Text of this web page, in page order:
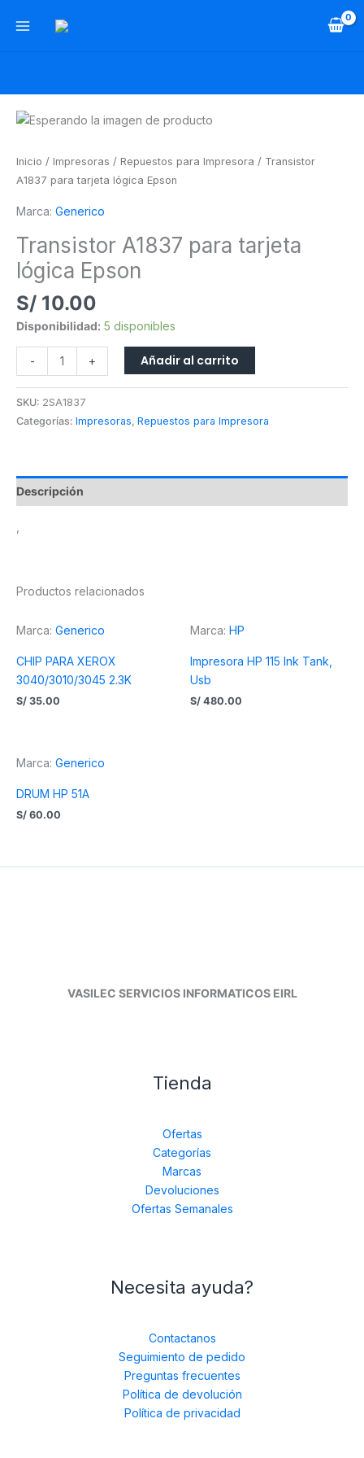
Inicio / Impresoras / Repuestos para Impresora / Transistor
A1837 para tarjeta lógica Epson
Marca: Generico
Transistor A1837 para tarjeta
lógica Epson
S/ 10.00
Disponibilidad: 5 disponibles
-
Transistor
para
tarjeta
Epson
+ Añadir al carrito
SKU: 2SA1837
Categorías: Impresoras, Repuestos para Impresora
Descripción
Productos relacionados
Marca: Generico
CHIP PARA XEROX
3040/3010/3045 2.3K
S/ 35.00
Marca: HP
Impresora HP 115 Ink Tank,
Usb
S/ 480.00
Marca: Generico
DRUM HP 51A
S/ 60.00
VASILEC SERVICIOS INFORMATICOS EIRL
Tienda
Ofertas
Categorías
Marcas
Devoluciones
Ofertas Semanales
Necesita ayuda?
Contactanos
Seguimiento de pedido
Preguntas frecuentes
Política de devolución
Política de privacidad